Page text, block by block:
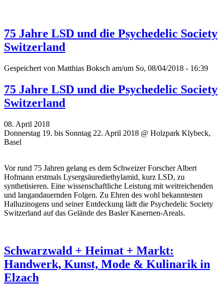
75 Jahre LSD und die Psychedelic Society
Switzerland
Gespeichert von Matthias Boksch am/um So, 08/04/2018 - 16:39
75 Jahre LSD und die Psychedelic Society
Switzerland
08. April 2018
Donnerstag 19. bis Sonntag 22. April 2018 @ Holzpark Klybeck,
Basel
Vor rund 75 Jahren gelang es dem Schweizer Forscher Albert
Hofmann erstmals Lysergsäurediethylamid, kurz LSD, zu
synthetisieren. Eine wissenschaftliche Leistung mit weitreichenden
und langandauernden Folgen. Zu Ehren des wohl bekanntesten
Halluzinogens und seiner Entdeckung lädt die Psychedelic Society
Switzerland auf das Gelände des Basler Kasernen-Areals.
Schwarzwald + Heimat + Markt:
Handwerk, Kunst, Mode & Kulinarik in
Elzach